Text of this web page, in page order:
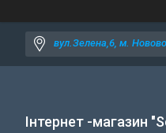
вул.Зелена,6, м.
Інтернет -магазин